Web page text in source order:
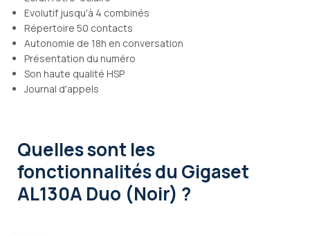
Evolutif jusqu'à 4 combinés
Répertoire 50 contacts
Autonomie de 18h en conversation
Présentation du numéro
Son haute qualité HSP
Journal d'appels
Quelles sont les
fonctionnalitésdu Gigaset
AL130A Duo (Noir) ?